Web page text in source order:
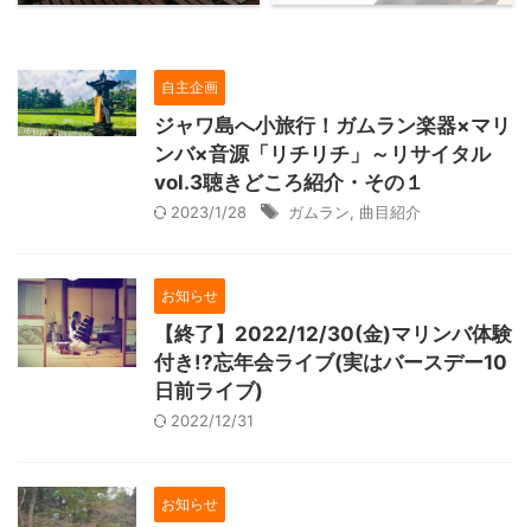
自主企画
ジャワ島へ小旅行！ガムラン楽器×マリ
ンバ×音源「リチリチ」～リサイタル
vol.3聴きどころ紹介・その１
2023/1/28 ガムラン 曲目紹介
お知らせ
【終了】2022/12/30(金)マリンバ体験
付き!?忘年会ライブ(実はバースデー10
日前ライブ)
2022/12/31
お知らせ